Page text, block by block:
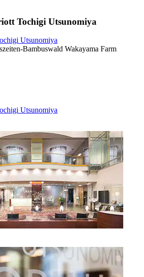
Tochigi Utsunomiya
Utsunomiya
Bambuswald Wakayama Farm
Utsunomiya